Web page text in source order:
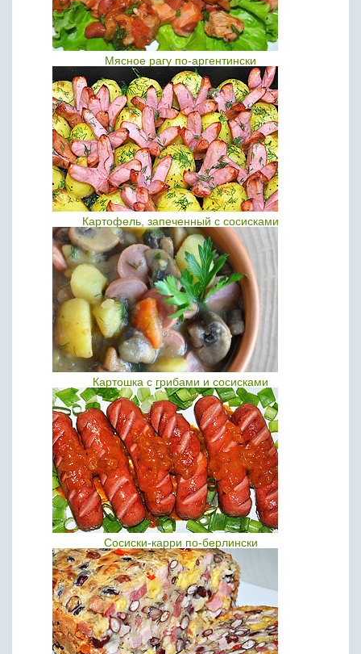
Мясное рагу по-аргентински
Картофель, запеченный с сосисками
Картошка с грибами и сосисками
Сосиски-карри по-берлински